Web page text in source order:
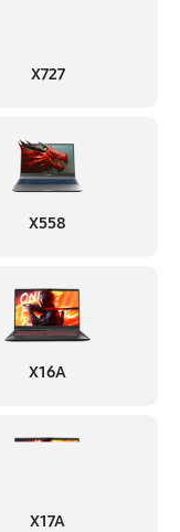
X727
X558
X16A
X17A